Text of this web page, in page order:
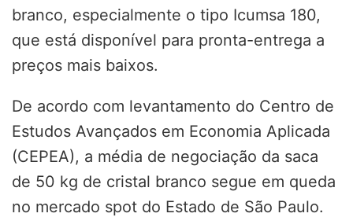
branco, especialmente o tipo Icumsa 180,
que está disponível para pronta-entrega a
preços mais baixos.
De acordo com levantamento do Centro de
Estudos Avançados em Economia Aplicada
(CEPEA), a média de negociação da saca
de 50 kg de cristal branco segue em queda
no mercado spot do Estado de São Paulo.